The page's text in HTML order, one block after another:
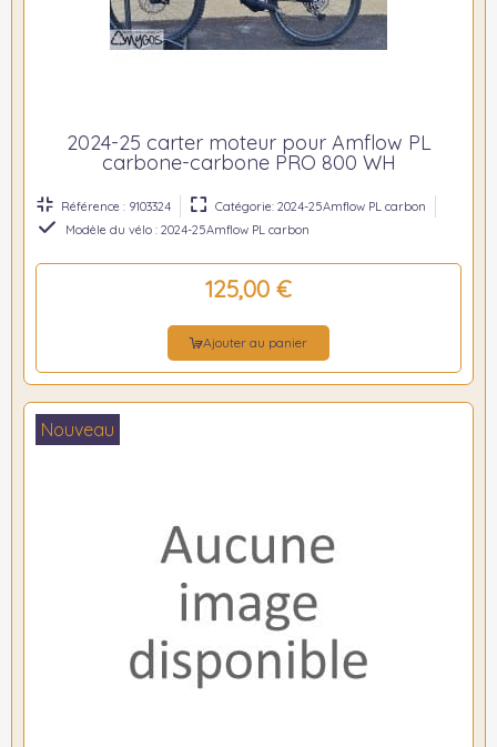
2024-25 carter moteur pour Amflow PL
carbone-carbone PRO 800 WH
Référence : 9103324
Catégorie: 2024-25Amflow PL carbon
Modèle du vélo : 2024-25Amflow PL carbon
125,00 €
Ajouter au panier
Nouveau